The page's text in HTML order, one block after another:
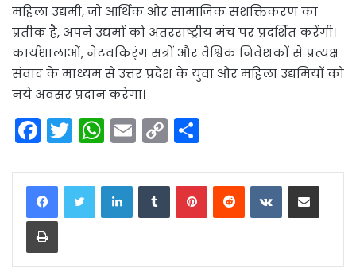
महिला उद्यमी, जो आर्थिक और सामाजिक सशक्तिकरण का
प्रतीक हैं, अपने उद्यमों को अंतरराष्ट्रीय मंच पर प्रदर्शित करेंगी।
कार्यशालाओं, नेटवकिर्ंग सत्रों और वैश्विक निवेशकों से प्रत्यक्ष
संवाद के माध्यम से उत्तर प्रदेश के युवा और महिला उद्यमियों को
नये अवसर प्रदान करेगा।
F
a
c
e
b
o
T
w
itt
er
W
h
a
ts
p
E
m
ai
C
o
p
n
ar
LinkedInTumblrPinterestReddit VKontakteShare via Email
Print